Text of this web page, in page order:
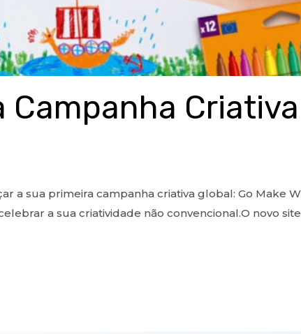
Campanha
a sua primeira campanha criativa global: Go Make
a sua criatividade não convencional.O novo site